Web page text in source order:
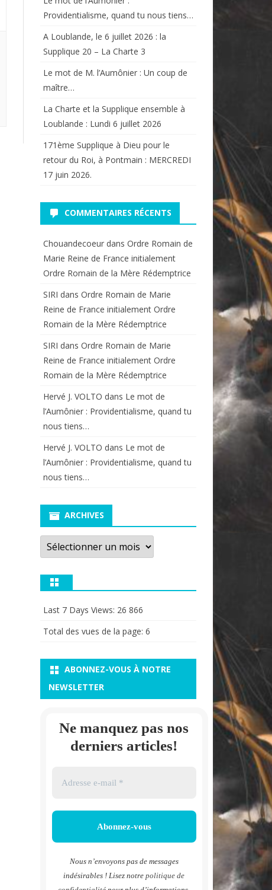
Providentialisme, quand tu nous tiens…
A Loublande, le 6 juillet 2026 : la
Supplique 20 – La Charte 3
Le mot de M. l’Aumônier : Un coup de
maître…
La Charte et la Supplique ensemble à
Loublande : Lundi 6 juillet 2026
171ème Supplique à Dieu pour le
retour du Roi, à Pontmain : MERCREDI
17 juin 2026.
COMMENTAIRES RÉCENTS
Chouandecoeurdans Ordre Romain de
Marie Reine de France initialement
Ordre Romain de la Mère Rédemptrice
SIRI dans Ordre Romain de Marie
Reine de France initialement Ordre
Romain de la Mère Rédemptrice
SIRI dans Ordre Romain de Marie
Reine de France initialement Ordre
Romain de la Mère Rédemptrice
Hervé J. VOLTO dans Le mot de
l’Aumônier : Providentialisme, quand tu
nous tiens…
Hervé J. VOLTO dans Le mot de
l’Aumônier : Providentialisme, quand tu
nous tiens…
ARCHIVES
Archives
Last 7 Days Views: 26 866
Total des vues de la page: 6
ABONNEZ-VOUS À NOTRE
NEWSLETTER
Ne manquez pas nos
derniers articles!
Nous n’envoyons pas de messages
indésirables ! Lisez notrepolitique de